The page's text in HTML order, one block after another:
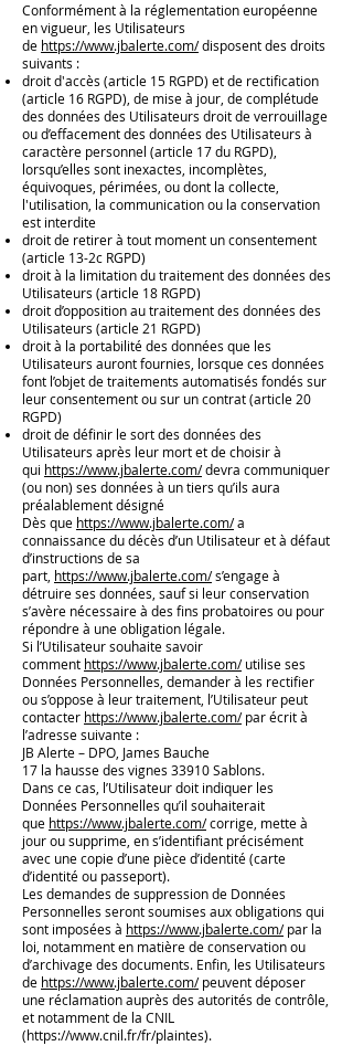
Conformément à la réglementation européenne
en vigueur, les Utilisateurs
de https://www.jbalerte.com/disposent des droits
suivants :
droit d'accès (article 15 RGPD) et de rectification
(article 16 RGPD), de mise à jour, de complétude
des données des Utilisateurs droit de verrouillage
ou d’effacement des données des Utilisateurs à
caractère personnel (article 17 du RGPD),
lorsqu’elles sont inexactes, incomplètes,
équivoques, périmées, ou dont la collecte,
l'utilisation, la communication ou la conservation
est interdite
droit de retirer à tout moment un consentement
(article 13-2c RGPD)
droit à la limitation du traitement des données des
Utilisateurs (article 18 RGPD)
droit d’opposition au traitement des données des
Utilisateurs (article 21 RGPD)
droit à la portabilité des données que les
Utilisateurs auront fournies, lorsque ces données
font l’objet de traitements automatisés fondés sur
leur consentement ou sur un contrat (article 20
RGPD)
droit de définir le sort des données des
Utilisateurs après leur mort et de choisir à
qui https://www.jbalerte.com/devra communiquer
(ou non) ses données à un tiers qu’ils aura
préalablement désigné
Dès que https://www.jbalerte.com/a
connaissance du décès d’un Utilisateur et à défaut
d’instructions de sa
part, https://www.jbalerte.com/s’engage à
détruire ses données, sauf si leur conservation
s’avère nécessaire à des fins probatoires ou pour
répondre à une obligation légale.
Si l’Utilisateur souhaite savoir
comment https://www.jbalerte.com/utilise ses
Données Personnelles, demander à les rectifier
ou s’oppose à leur traitement, l’Utilisateur peut
contacter https://www.jbalerte.com/par écrit à
l’adresse suivante :
JB Alerte – DPO, James Bauche
17 la hausse des vignes 33910 Sablons.
Dans ce cas, l’Utilisateur doit indiquer les
Données Personnelles qu’il souhaiterait
que https://www.jbalerte.com/corrige, mette à
jour ou supprime, en s’identifiant précisément
avec une copie d’une pièce d’identité (carte
d’identité ou passeport).
Les demandes de suppression de Données
Personnelles seront soumises aux obligations qui
sont imposées à https://www.jbalerte.com/par la
loi, notamment en matière de conservation ou
d’archivage des documents. Enfin, les Utilisateurs
de https://www.jbalerte.com/peuvent déposer
une réclamation auprès des autorités de contrôle,
et notamment de la CNIL
(https://www.cnil.fr/fr/plaintes).